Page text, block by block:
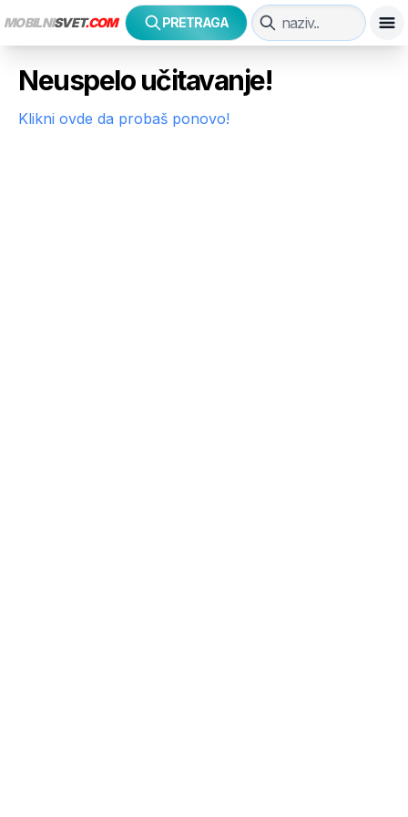
MOBILNISVET.COM PRETRAGA
Neuspelo učitavanje!
Klikni ovde da probaš ponovo!